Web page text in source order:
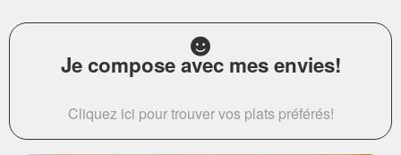
Je compose avec mes envies!
Cliquez ici pour trouver vos plats préférés!